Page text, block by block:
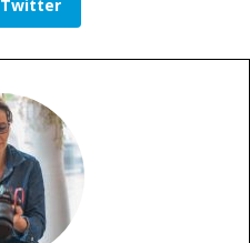
Twitter